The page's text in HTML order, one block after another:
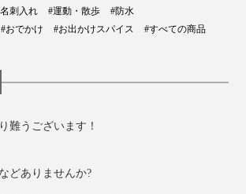
刺入れ
#運動・散歩
#防水
#おでかけ #お出かけスパイス #すべての商品
難うございます！
どありませんか?